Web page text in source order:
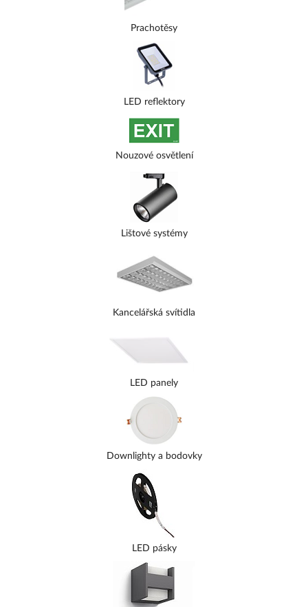
Prachotěsy
LED reflektory
Nouzové osvětlení
Lištové systémy
Kancelářská svítidla
LED panely
Downlighty a bodovky
LED pásky